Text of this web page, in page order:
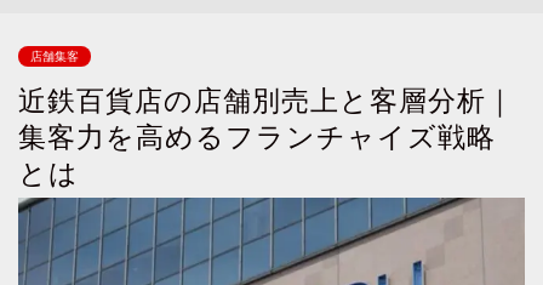
店舗集客
近鉄百貨店の店舗別売上と客層分析｜
集客力を高めるフランチャイズ戦略
とは